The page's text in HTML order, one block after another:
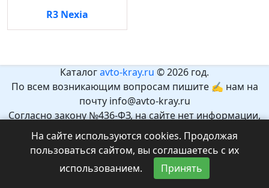
R3 Nexia
Каталогavto-kray.ru © 2026 год.
По всем возникающим вопросам пишите ✍ нам на
почту info@avto-kray.ru
Согласно закону №436-ФЗ, на сайте нет информации,
которая может причинить вред здоровью и развитию
Рекомендуемый возраст 12+.
На сайте используются cookies. Продолжая
пользоваться сайтом, вы соглашаетесь с их
использованием.
Принять